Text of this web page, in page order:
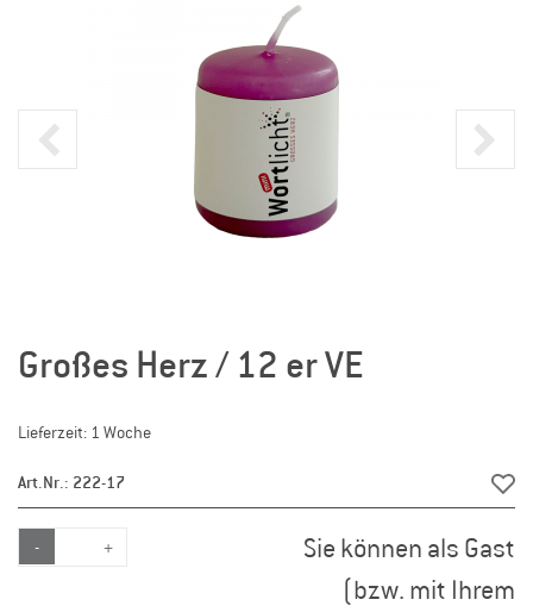
Großes Herz / 12 er VE
Lieferzeit: 1 Woche
Art.Nr.: 222-17
- +
Sie können als Gast
(bzw. mit Ihrem